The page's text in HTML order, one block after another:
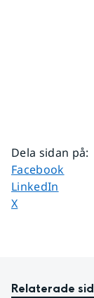
Dela sidan på:
Dela sidan på
Facebook
Dela sidan på
LinkedIn
Dela sidan på
X
Relaterade